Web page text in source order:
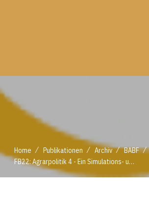
Home / Publikationen / Archiv / BABF /
FB22: Agrarpolitik 4 - Ein Simulations- und Prognosemodell